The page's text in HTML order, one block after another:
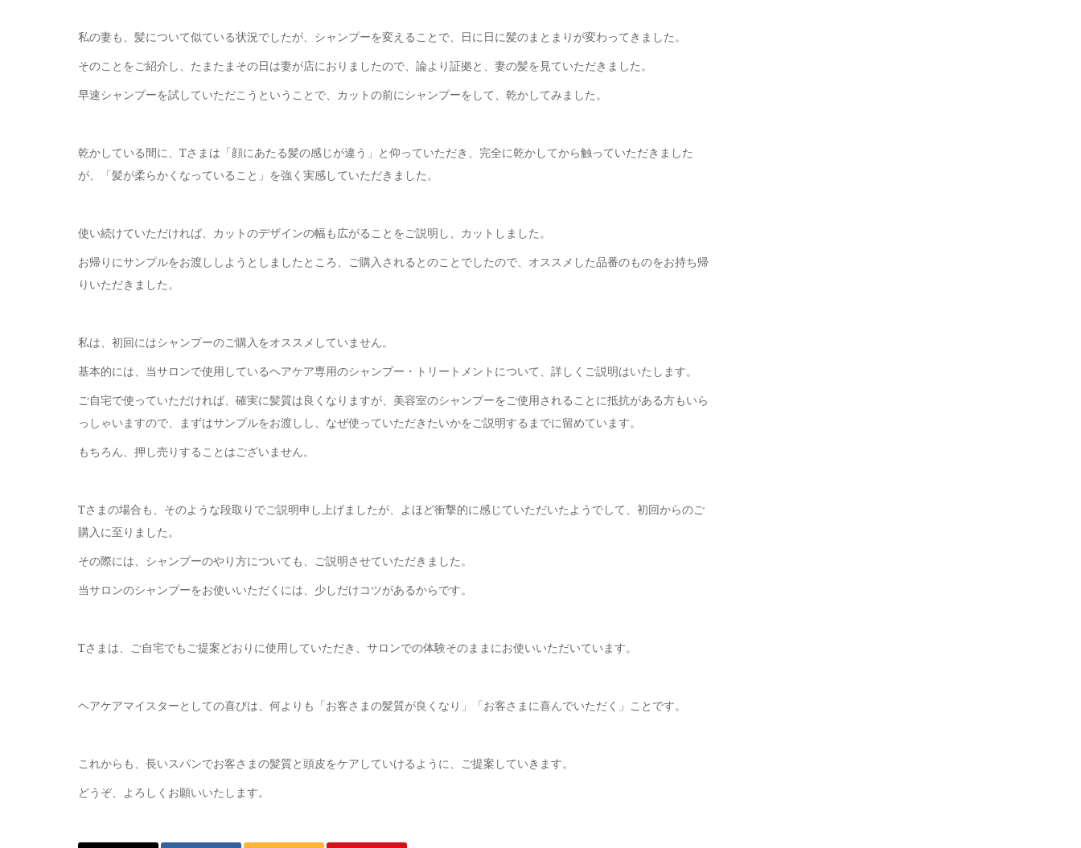
私の妻も、髪について似ている状況でしたが、シャンプーを変えることで、日に日に髪のまとまりが変わってきました。
そのことをご紹介し、たまたまその日は妻が店におりましたので、論より証拠と、妻の髪を見ていただきました。
早速シャンプーを試していただこうということで、カットの前にシャンプーをして、乾かしてみました。
乾かしている間に、Tさまは「顔にあたる髪の感じが違う」と仰っていただき、完全に乾かしてから触っていただきました
が、「髪が柔らかくなっていること」を強く実感していただきました。
使い続けていただければ、カットのデザインの幅も広がることをご説明し、カットしました。
お帰りにサンプルをお渡ししようとしましたところ、ご購入されるとのことでしたので、オススメした品番のものをお持ち帰
りいただきました。
私は、初回にはシャンプーのご購入をオススメしていません。
基本的には、当サロンで使用しているヘアケア専用のシャンプー・トリートメントについて、詳しくご説明はいたします。
ご自宅で使っていただければ、確実に髪質は良くなりますが、美容室のシャンプーをご使用されることに抵抗がある方もいら
っしゃいますので、まずはサンプルをお渡しし、なぜ使っていただきたいかをご説明するまでに留めています。
もちろん、押し売りすることはございません。
Tさまの場合も、そのような段取りでご説明申し上げましたが、よほど衝撃的に感じていただいたようでして、初回からのご
購入に至りました。
その際には、シャンプーのやり方についても、ご説明させていただきました。
当サロンのシャンプーをお使いいただくには、少しだけコツがあるからです。
Tさまは、ご自宅でもご提案どおりに使用していただき、サロンでの体験そのままにお使いいただいています。
ヘアケアマイスターとしての喜びは、何よりも「お客さまの髪質が良くなり」「お客さまに喜んでいただく」ことです。
これからも、長いスパンでお客さまの髪質と頭皮をケアしていけるように、ご提案していきます。
どうぞ、よろしくお願いいたします。